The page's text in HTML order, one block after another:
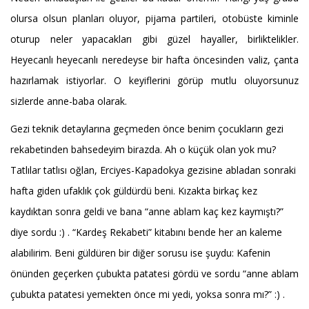
olursa olsun planları oluyor, pijama partileri, otobüste kiminle
oturup neler yapacakları gibi güzel hayaller, birliktelikler.
Heyecanlı heyecanlı neredeyse bir hafta öncesinden valiz, çanta
hazırlamak istiyorlar. O keyiflerini görüp mutlu oluyorsunuz
sizlerde anne-baba olarak.
Gezi teknik detaylarına geçmeden önce benim çocukların gezi
rekabetinden bahsedeyim birazda. Ah o küçük olan yok mu?
Tatlılar tatlısı oğlan, Erciyes-Kapadokya gezisine abladan sonraki
hafta giden ufaklık çok güldürdü beni. Kızakta birkaç kez
kaydıktan sonra geldi ve bana “anne ablam kaç kez kaymıştı?”
diye sordu :) . “Kardeş Rekabeti” kitabını bende her an kaleme
alabilirim. Beni güldüren bir diğer sorusu ise şuydu: Kafenin
önünden geçerken çubukta patatesi gördü ve sordu “anne ablam
çubukta patatesi yemekten önce mi yedi, yoksa sonra mı?” :) .